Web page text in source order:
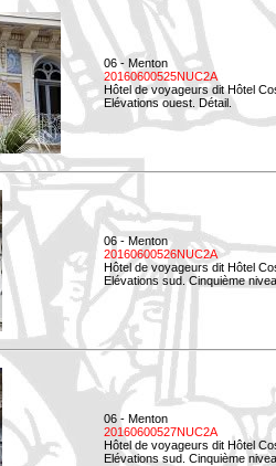
06 - Menton
20160600525NUC2A
Hôtel de voyageurs dit Hôtel
Elévations ouest. Détail.
06 - Menton
20160600526NUC2A
Hôtel de voyageurs dit Hôtel
Elévations sud. Cinquième
06 - Menton
20160600527NUC2A
Hôtel de voyageurs dit Hôtel
Elévations sud. Cinquième